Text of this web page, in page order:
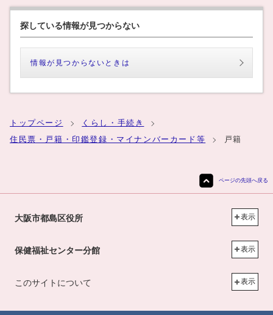
探している情報が見つからない
情報が見つからないときは
トップページ
くらし・手続き
住民票・戸籍・印鑑登録・マイナンバーカード等
戸籍
ページの先頭へ戻る
大阪市都島区役所 表示
保健福祉センター分館 表示
このサイトについて 表示